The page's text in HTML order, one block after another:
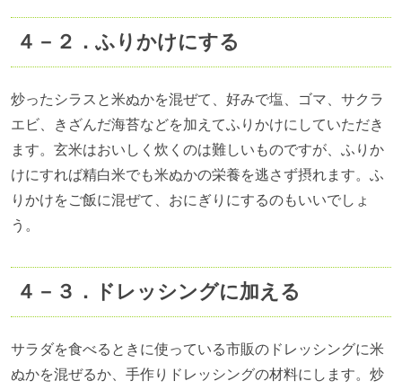
４－２．ふりかけにする
炒ったシラスと米ぬかを混ぜて、好みで塩、ゴマ、サクラ
エビ、きざんだ海苔などを加えてふりかけにしていただき
ます。玄米はおいしく炊くのは難しいものですが、ふりか
けにすれば精白米でも米ぬかの栄養を逃さず摂れます。ふ
りかけをご飯に混ぜて、おにぎりにするのもいいでしょ
う。
４－３．ドレッシングに加える
サラダを食べるときに使っている市販のドレッシングに米
ぬかを混ぜるか、手作りドレッシングの材料にします。炒